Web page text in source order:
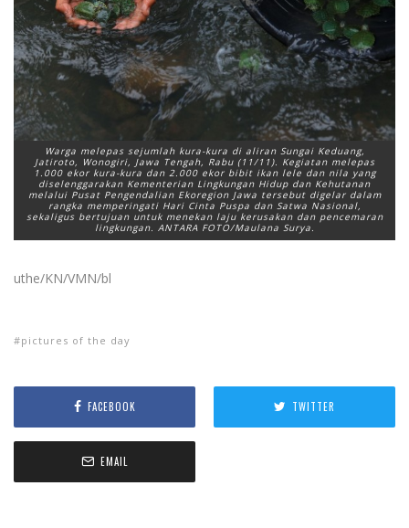
Warga melepas sejumlah kura-kura di aliran Sungai Keduang,
Jatiroto, Wonogiri, Jawa Tengah, Rabu (11/11). Kegiatan melepas
1.000 ekor kura-kura dan 2.000 ekor bibit ikan lele dan nila yang
diselenggarakan Kementerian Lingkungan Hidup dan Kehutanan
melalui Pusat Pengendalian Ekoregion Jawa tersebut digelar dalam
rangka memperingati Hari Cinta Puspa dan Satwa Nasional,
sekaligus bertujuan untuk menekan laju kerusakan dan pencemaran
lingkungan. ANTARA FOTO/Maulana Surya.
uthe/KN/VMN/bl
pictures of the day
FACEBOOK TWITTER
EMAIL